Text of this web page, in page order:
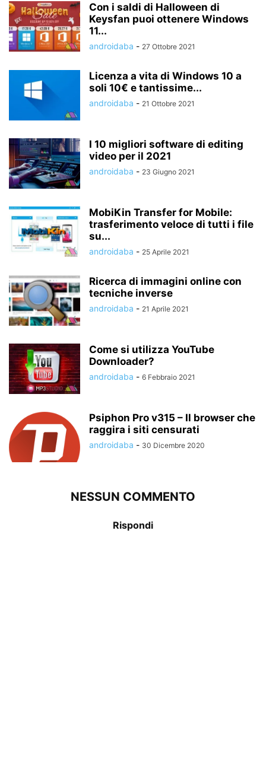
Con i saldi di Halloween di
Keysfan puoi ottenere Windows
11...
androidaba - 27 Ottobre 2021
Licenza a vita di Windows 10 a
soli 10€ e tantissime...
androidaba - 21 Ottobre 2021
I 10 migliori software di editing
video per il 2021
androidaba - 23 Giugno 2021
MobiKin Transfer for Mobile:
trasferimento veloce di tutti i file
su...
androidaba - 25 Aprile 2021
Ricerca di immagini online con
tecniche inverse
androidaba - 21 Aprile 2021
Come si utilizza YouTube
Downloader?
androidaba - 6 Febbraio 2021
Psiphon Pro v315 – Il browser che
raggira i siti censurati
androidaba - 30 Dicembre 2020
NESSUN COMMENTO
Rispondi